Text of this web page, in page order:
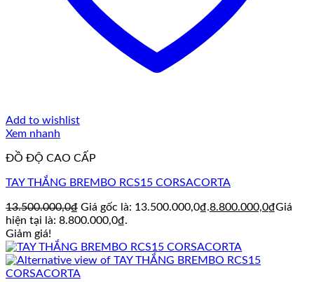
Add to wishlist
Xem nhanh
ĐỒ ĐỘ CAO CẤP
TAY THẮNG BREMBO RCS15 CORSACORTA
13.500.000,0₫ Giá gốc là: 13.500.000,0₫.8.800.000,0₫Giá
hiện tại là: 8.800.000,0₫.
Giảm giá!